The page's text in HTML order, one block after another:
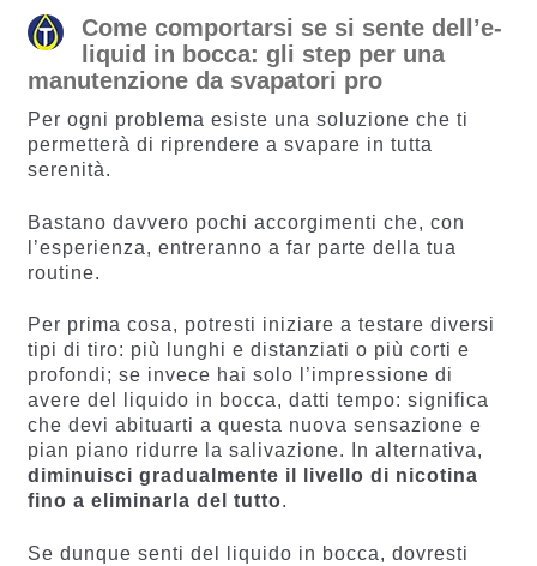
Come comportarsi se si sente dell’e-
liquid in bocca: gli step per una
manutenzione da svapatori pro
Per ogni problema esiste una soluzione che ti
permetterà di riprendere a svapare in tutta
serenità.
Bastano davvero pochi accorgimenti che, con
l’esperienza, entreranno a far parte della tua
routine.
Per prima cosa, potresti iniziare a testare diversi
tipi di tiro: più lunghi e distanziati o più corti e
profondi; se invece hai solo l’impressione di
avere del liquido in bocca, datti tempo: significa
che devi abituarti a questa nuova sensazione e
pian piano ridurre la salivazione. In alternativa,
diminuisci gradualmente il livello di nicotina
fino a eliminarla del tutto.
Se dunque senti del liquido in bocca, dovresti